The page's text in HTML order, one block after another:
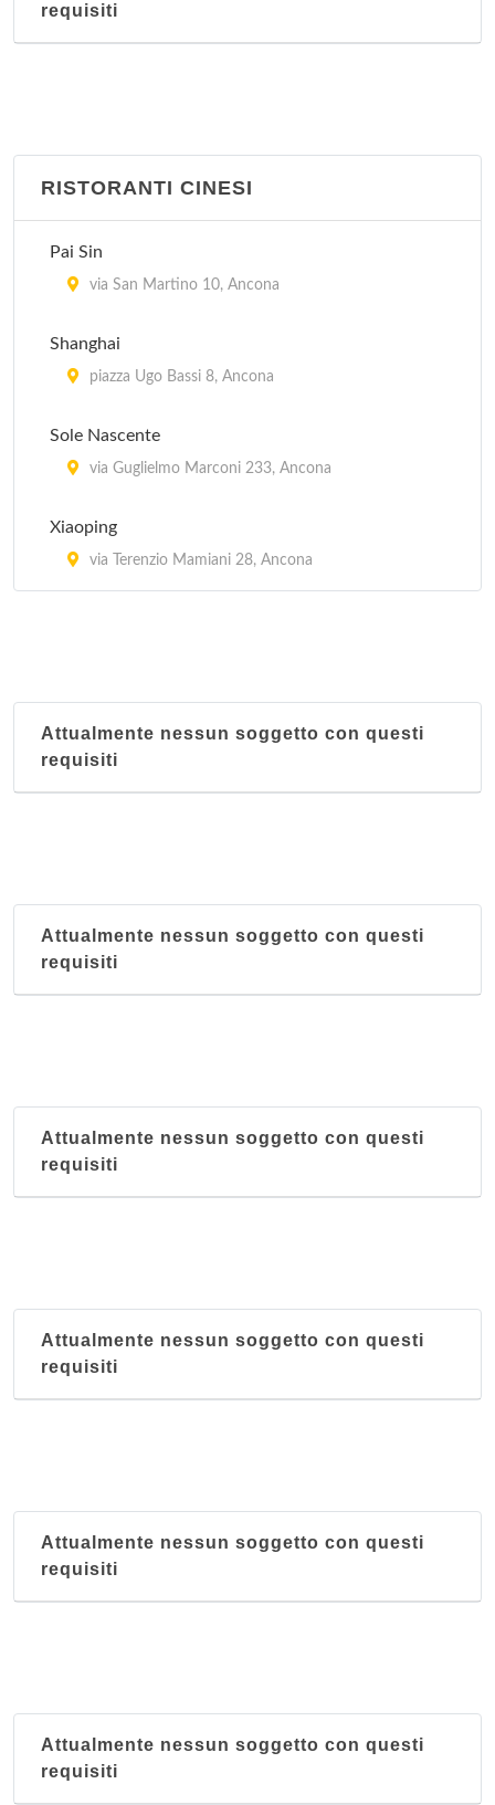
requisiti
RISTORANTI CINESI
Pai Sin
via San Martino 10, Ancona
Shanghai
piazza Ugo Bassi 8, Ancona
Sole Nascente
via Guglielmo Marconi 233, Ancona
Xiaoping
via Terenzio Mamiani 28, Ancona
Attualmente nessun soggetto con questi
requisiti
Attualmente nessun soggetto con questi
requisiti
Attualmente nessun soggetto con questi
requisiti
Attualmente nessun soggetto con questi
requisiti
Attualmente nessun soggetto con questi
requisiti
Attualmente nessun soggetto con questi
requisiti